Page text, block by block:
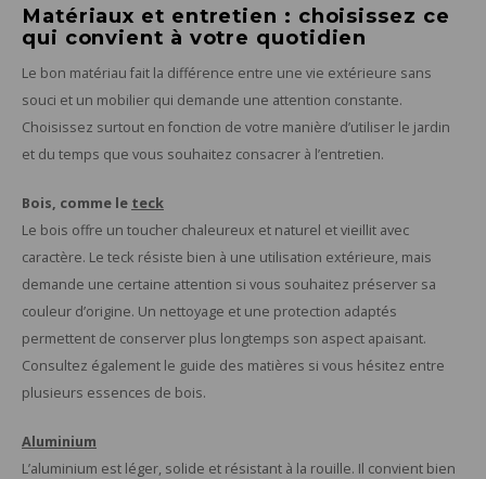
Matériaux et entretien : choisissez ce
qui convient à votre quotidien
Le bon matériau fait la différence entre une vie extérieure sans
souci et un mobilier qui demande une attention constante.
Choisissez surtout en fonction de votre manière d’utiliser le jardin
et du temps que vous souhaitez consacrer à l’entretien.
Bois, comme le teck
Le bois offre un toucher chaleureux et naturel et vieillit avec
caractère. Le teck résiste bien à une utilisation extérieure, mais
demande une certaine attention si vous souhaitez préserver sa
couleur d’origine. Un nettoyage et une protection adaptés
permettent de conserver plus longtemps son aspect apaisant.
Consultez également le guide des matières si vous hésitez entre
plusieurs essences de bois.
Aluminium
L’aluminium est léger, solide et résistant à la rouille. Il convient bien